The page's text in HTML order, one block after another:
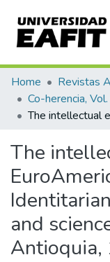
Communities &
All of DSpace
Home Revistas
The
and